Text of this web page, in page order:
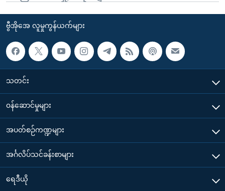
ဗွီအိုအေ လူမှုကွန်ယက်များ
သတင်း
၀န်ဆောင်မှုများ
အပတ်စဉ်ကဏ္ဍများ
အင်္ဂလိပ်သင်ခန်းစာများ
ရေဒီယို